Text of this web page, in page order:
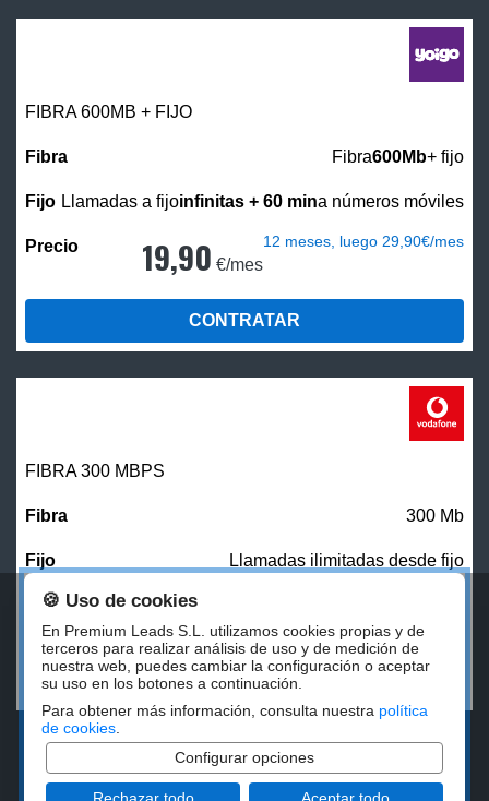
FIBRA 600MB + FIJO
Fibra600Mb+ fijo
Llamadas a fijoinfinitas + 60 mina números móviles
19,90 €/mes
12 meses, luego 29,90€/mes
CONTRATAR
FIBRA 300 MBPS
300 Mb
Llamadas ilimitadas desde fijo
27,00 €/mes
CONTRATAR
🍪 Uso de cookies
En Premium Leads S.L. utilizamos cookies propias y de
terceros para realizar análisis de uso y de medición de
nuestra web, puedes cambiar la configuración o aceptar
su uso en los botones a continuación.
Para obtener más información, consulta nuestra política
de cookies
Configurar opciones